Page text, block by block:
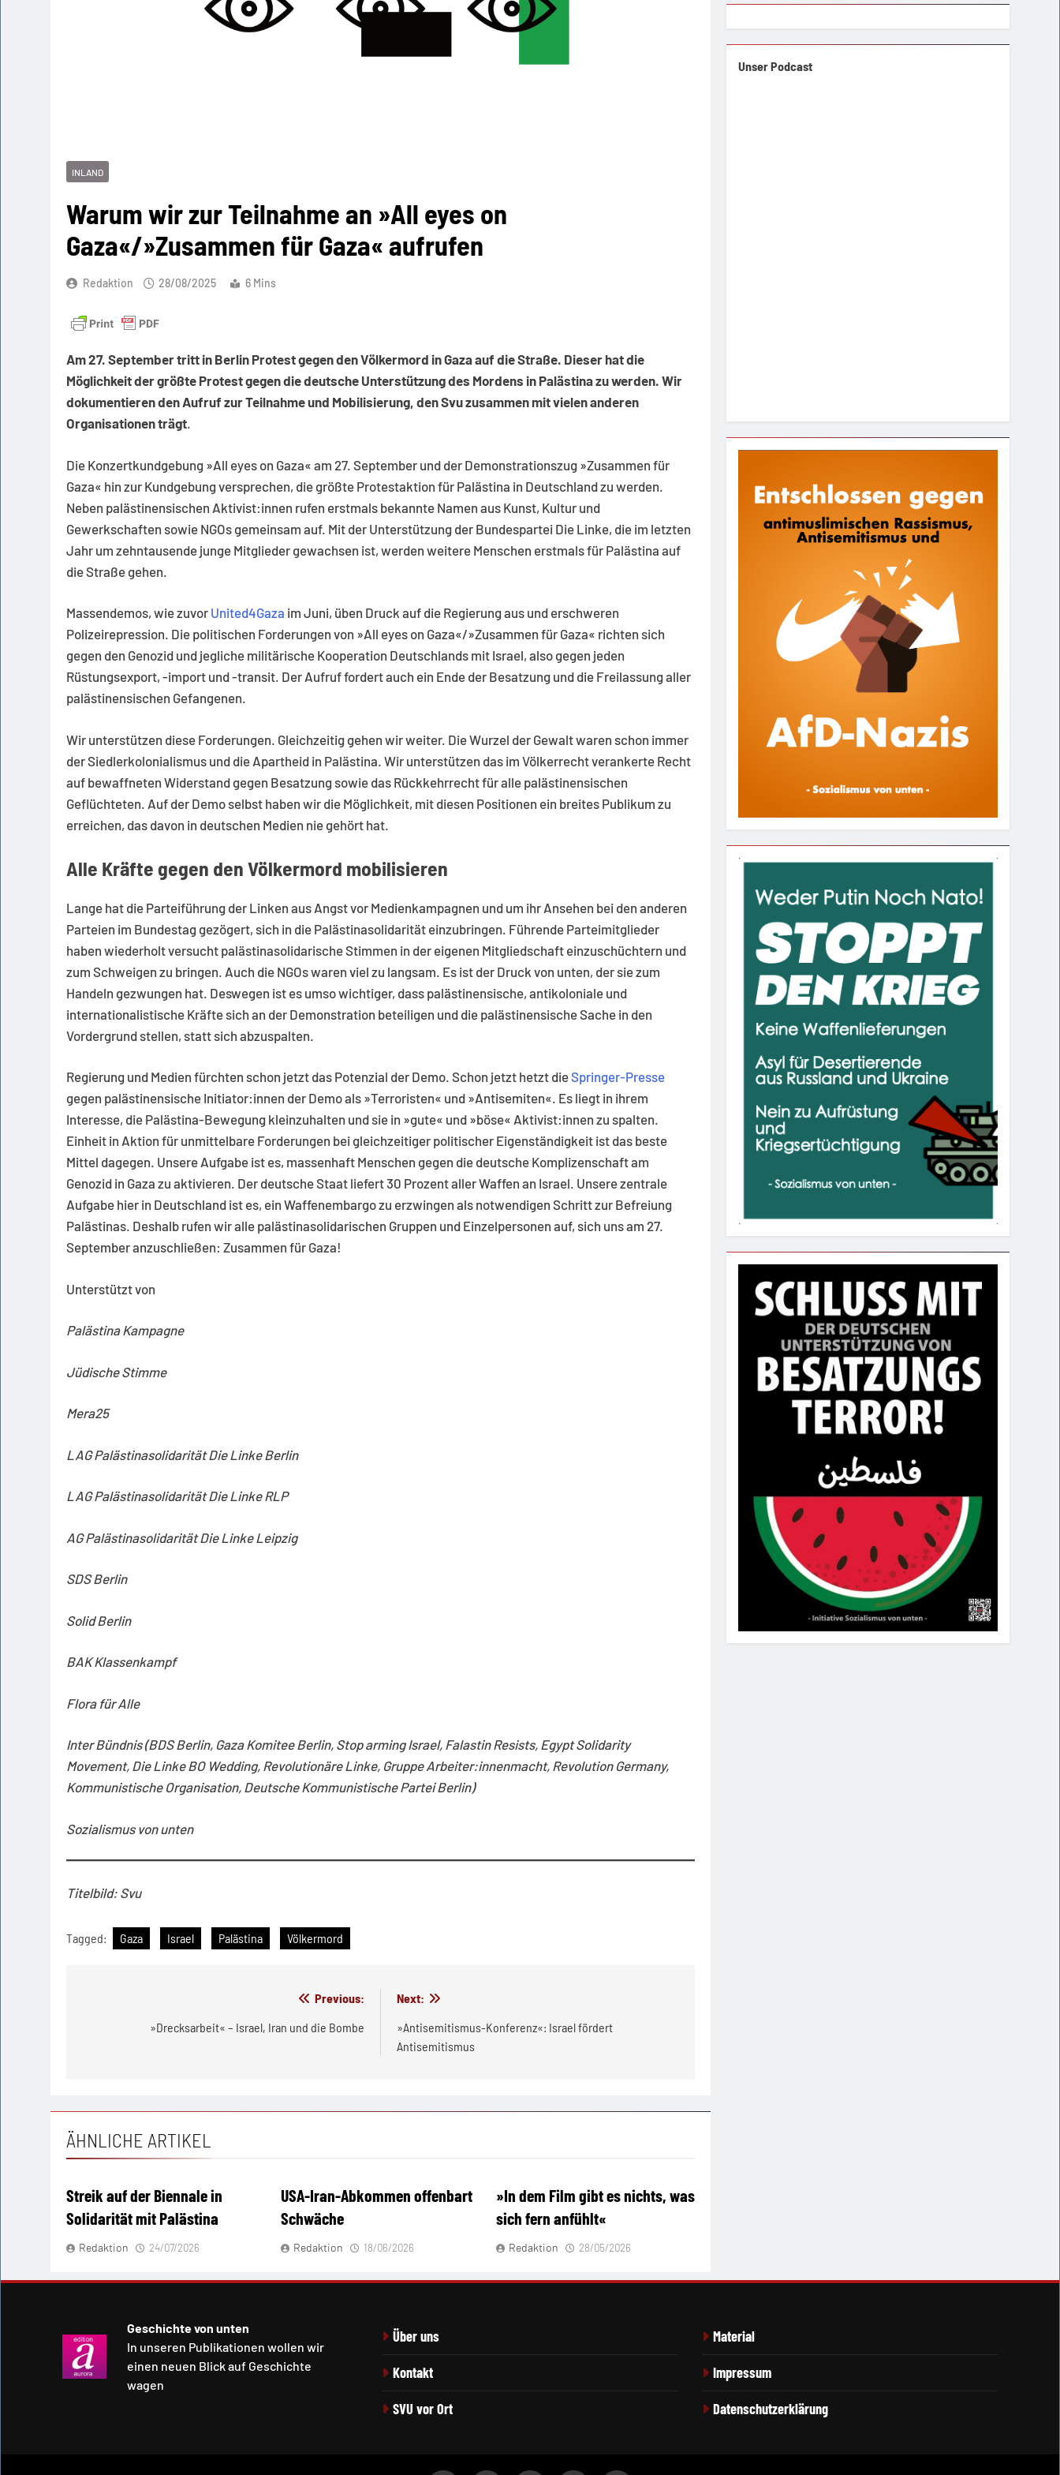
INLAND
Warum wir zur Teilnahme an »All eyes on
Gaza«/»Zusammen für Gaza« aufrufen
Redaktion 28/08/2025 6 Mins
Am 27. September tritt in Berlin Protest gegen den Völkermord in Gaza auf die Straße. Dieser hat die
Möglichkeit der größte Protest gegen die deutsche Unterstützung des Mordens in Palästina zu werden. Wir
dokumentieren den Aufruf zur Teilnahme und Mobilisierung, den Svu zusammen mit vielen anderen
Organisationen trägt.
Die Konzertkundgebung »All eyes on Gaza« am 27. September und der Demonstrationszug »Zusammen für
Gaza« hin zur Kundgebung versprechen, die größte Protestaktion für Palästina in Deutschland zu werden.
Neben palästinensischen Aktivist:innen rufen erstmals bekannte Namen aus Kunst, Kultur und
Gewerkschaften sowie NGOs gemeinsam auf. Mit der Unterstützung der Bundespartei Die Linke, die im letzten
Jahr um zehntausende junge Mitglieder gewachsen ist, werden weitere Menschen erstmals für Palästina auf
die Straße gehen.
Massendemos, wie zuvor United4Gaza im Juni, üben Druck auf die Regierung aus und erschweren
Polizeirepression. Die politischen Forderungen von »All eyes on Gaza«/»Zusammen für Gaza« richten sich
gegen den Genozid und jegliche militärische Kooperation Deutschlands mit Israel, also gegen jeden
Rüstungsexport, -import und -transit. Der Aufruf fordert auch ein Ende der Besatzung und die Freilassung aller
palästinensischen Gefangenen.
Wir unterstützen diese Forderungen. Gleichzeitig gehen wir weiter. Die Wurzel der Gewalt waren schon immer
der Siedlerkolonialismus und die Apartheid in Palästina. Wir unterstützen das im Völkerrecht verankerte Recht
auf bewaffneten Widerstand gegen Besatzung sowie das Rückkehrrecht für alle palästinensischen
Geflüchteten. Auf der Demo selbst haben wir die Möglichkeit, mit diesen Positionen ein breites Publikum zu
erreichen, das davon in deutschen Medien nie gehört hat.
Alle Kräfte gegen den Völkermord mobilisieren
Lange hat die Parteiführung der Linken aus Angst vor Medienkampagnen und um ihr Ansehen bei den anderen
Parteien im Bundestag gezögert, sich in die Palästinasolidarität einzubringen. Führende Parteimitglieder
haben wiederholt versucht palästinasolidarische Stimmen in der eigenen Mitgliedschaft einzuschüchtern und
zum Schweigen zu bringen. Auch die NGOs waren viel zu langsam. Es ist der Druck von unten, der sie zum
Handeln gezwungen hat. Deswegen ist es umso wichtiger, dass palästinensische, antikoloniale und
internationalistische Kräfte sich an der Demonstration beteiligen und die palästinensische Sache in den
Vordergrund stellen, statt sich abzuspalten.
Regierung und Medien fürchten schon jetzt das Potenzial der Demo. Schon jetzt hetzt dieSpringer-Presse
gegen palästinensische Initiator:innen der Demo als »Terroristen« und »Antisemiten«. Es liegt in ihrem
Interesse, die Palästina-Bewegung kleinzuhalten und sie in »gute« und »böse« Aktivist:innen zu spalten.
Einheit in Aktion für unmittelbare Forderungen bei gleichzeitiger politischer Eigenständigkeit ist das beste
Mittel dagegen. Unsere Aufgabe ist es, massenhaft Menschen gegen die deutsche Komplizenschaft am
Genozid in Gaza zu aktivieren. Der deutsche Staat liefert 30 Prozent aller Waffen an Israel. Unsere zentrale
Aufgabe hier in Deutschland ist es, ein Waffenembargo zu erzwingen als notwendigen Schritt zur Befreiung
Palästinas. Deshalb rufen wir alle palästinasolidarischen Gruppen und Einzelpersonen auf, sich uns am 27.
September anzuschließen: Zusammen für Gaza!
Unterstützt von
Palästina Kampagne
Jüdische Stimme
Mera25
LAG Palästinasolidarität Die Linke Berlin
LAG Palästinasolidarität Die Linke RLP
AG Palästinasolidarität Die Linke Leipzig
SDS Berlin
Solid Berlin
BAK Klassenkampf
Flora für Alle
Inter Bündnis (BDS Berlin, Gaza Komitee Berlin, Stop arming Israel, Falastin Resists, Egypt Solidarity
Movement, Die Linke BO Wedding, Revolutionäre Linke, Gruppe Arbeiter:innenmacht, Revolution Germany,
Kommunistische Organisation, Deutsche Kommunistische Partei Berlin)
Sozialismus von unten
Titelbild: Svu
Tagged: Gaza Israel Palästina Völkermord
Previous:
»Drecksarbeit« – Israel, Iran und die Bombe
Next:
»Antisemitismus-Konferenz«: Israel fördert
Antisemitismus
ÄHNLICHE ARTIKEL
Streik auf der Biennale in
Solidarität mit Palästina
Redaktion 24/07/2026
USA-Iran-Abkommen offenbart
Schwäche
Redaktion 18/06/2026
»In dem Film gibt es nichts, was
sich fern anfühlt«
Redaktion 28/05/2026
Unser Podcast
Geschichte von unten
In unseren Publikationen wollen wir
einen neuen Blick auf Geschichte
wagen
Über uns
Kontakt
SVU vor Ort
Material
Impressum
Datenschutzerklärung